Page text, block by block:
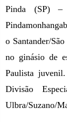
Pinda (SP)
o Santander/
no ginásio de
Paulista
Divisão
Ulbra/Suzano/